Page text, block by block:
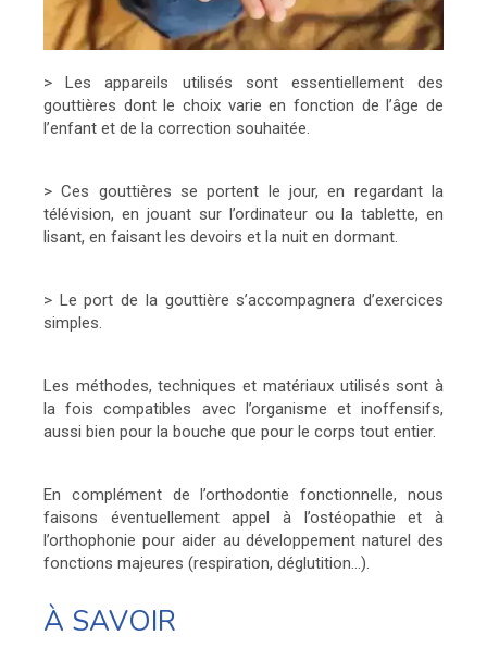
> Les appareils utilisés sont essentiellement des
gouttières dont le choix varie en fonction de l’âge de
l’enfant et de la correction souhaitée.
> Ces gouttières se portent le jour, en regardant la
télévision, en jouant sur l’ordinateur ou la tablette, en
lisant, en faisant les devoirs et la nuit en dormant.
> Le port de la gouttière s’accompagnera d’exercices
simples.
Les méthodes, techniques et matériaux utilisés sont à
la fois compatibles avec l’organisme et inoffensifs,
aussi bien pour la bouche que pour le corps tout entier.
En complément de l’orthodontie fonctionnelle, nous
faisons éventuellement appel à l’ostéopathie et à
l’orthophonie pour aider au développement naturel des
fonctions majeures (respiration, déglutition…).
À SAVOIR